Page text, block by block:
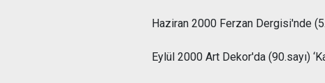
Haziran 2000 Ferzan Dergisi'nde
Eylül 2000 Art Dekor'da (90.sayı)